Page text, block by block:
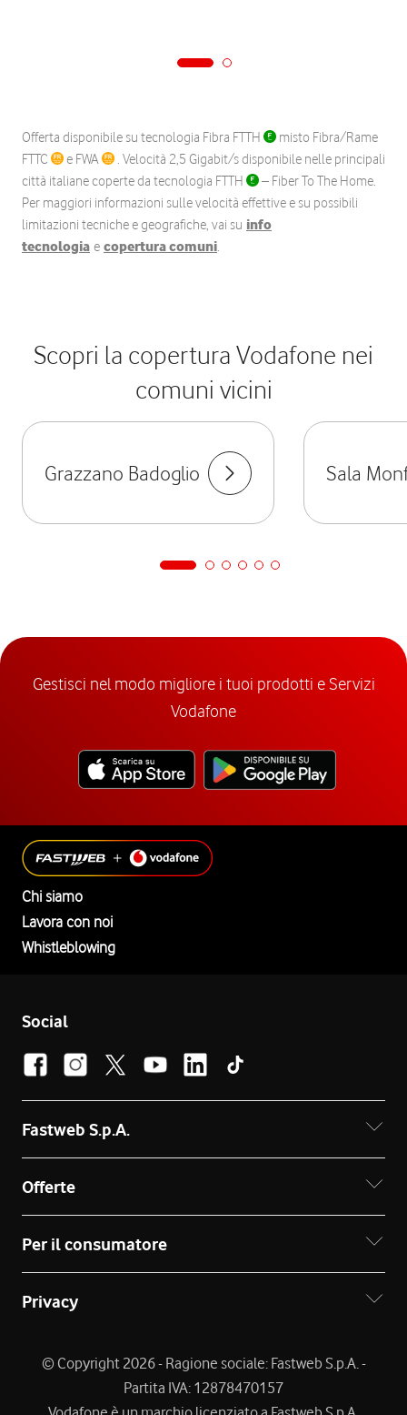
Offerta disponibile su tecnologia Fibra FTTH
misto Fibra/Rame
FTTC
e FWA
. Velocità 2,5 Gigabit/s disponibile nelle principali
città italiane coperte da tecnologia FTTH
– Fiber To The Home.
Per maggiori informazioni sulle velocità effettive e su possibili
limitazioni tecniche e geografiche, vai su info
tecnologia e copertura comuni.
Scopri la copertura Vodafone nei
comuni vicini
Grazzano Badoglio Sala
Gestisci nel modo migliore i tuoi prodotti e Servizi
Vodafone
Chi siamo
Lavora con noi
Whistleblowing
Social
Fastweb S.p.A.
Offerte
Per il consumatore
Privacy
© Copyright 2026 - Ragione sociale: Fastweb S.p.A. -
Partita IVA: 12878470157